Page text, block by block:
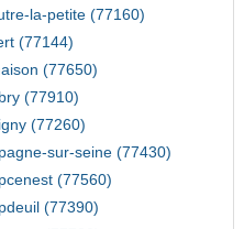
la-petite (77160)
(77144)
(77650)
(77910)
(77260)
sur-seine (77430)
(77560)
(77390)